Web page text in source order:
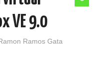
VE 9.0
Ramos Gata